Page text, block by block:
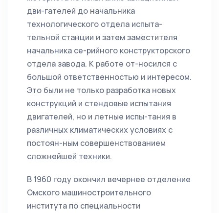
дви-гателей до начальника
технологического отдела испыта-
тельной станции и затем заместителя
начальника се-рийного конструкторского
отдела завода. К работе от-носился с
большой ответственностью и интересом.
Это были не только разработка новых
конструкций и стендовые испытания
двигателей, но и летные испы-тания в
различных климатических условиях с
постоян-ным совершенствованием
сложнейшей техники.
В 1960 году окончил вечернее отделение
Омского машиностроительного
института по специальности